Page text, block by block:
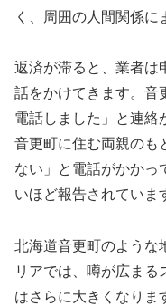
く、周囲の人間関係に
返済が滞ると、業者は
話をかけてきます。音
電話しました」と連絡
音更町に住む両親のも
ない」と電話がかかっ
いほど報告されていま
北海道音更町のような
リアでは、噂が広まる
はさらに大きくなりま